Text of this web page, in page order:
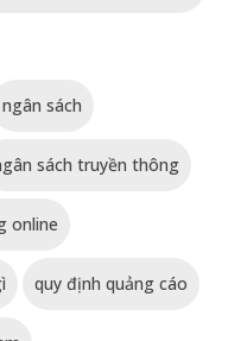
ngân sách
sách truyền thông
online
quy định quảng cáo